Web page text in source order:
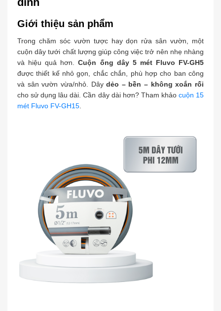
Giới thiệu sản phẩm
Trong chăm sóc vườn tược hay dọn rửa sân vườn, một
cuộn dây tưới chất lượng giúp công việc trở nên nhẹ nhàng
và hiệu quả hơn.Cuộn ống dây 5 mét Fluvo FV-GH5
được thiết kế nhỏ gọn, chắc chắn, phù hợp cho ban công
và sân vườn vừa/nhỏ. Dâydẻo – bền – không xoắn rối
cho sử dụng lâu dài. Cần dây dài hơn? Tham khảo cuộn 15
mét Fluvo FV-GH15.